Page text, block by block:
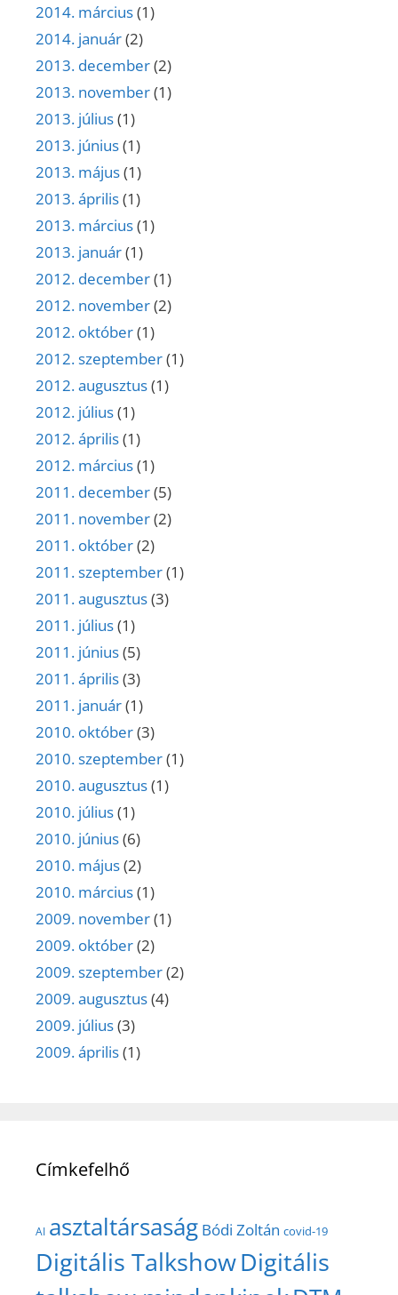
2014. március(1)
2014. január(2)
2013. december(2)
2013. november(1)
2013. július(1)
2013. június(1)
2013. május(1)
2013. április(1)
2013. március(1)
2013. január(1)
2012. december(1)
2012. november(2)
2012. október(1)
2012. szeptember(1)
2012. augusztus(1)
2012. július(1)
2012. április(1)
2012. március(1)
2011. december(5)
2011. november(2)
2011. október(2)
2011. szeptember(1)
2011. augusztus(3)
2011. július(1)
2011. június(5)
2011. április(3)
2011. január(1)
2010. október(3)
2010. szeptember(1)
2010. augusztus(1)
2010. július(1)
2010. június(6)
2010. május(2)
2010. március(1)
2009. november(1)
2009. október(2)
2009. szeptember(2)
2009. augusztus(4)
2009. július(3)
2009. április(1)
Címkefelhő
AI asztaltársaság Bódi Zoltán covid-19
Digitális TalkshowDigitális